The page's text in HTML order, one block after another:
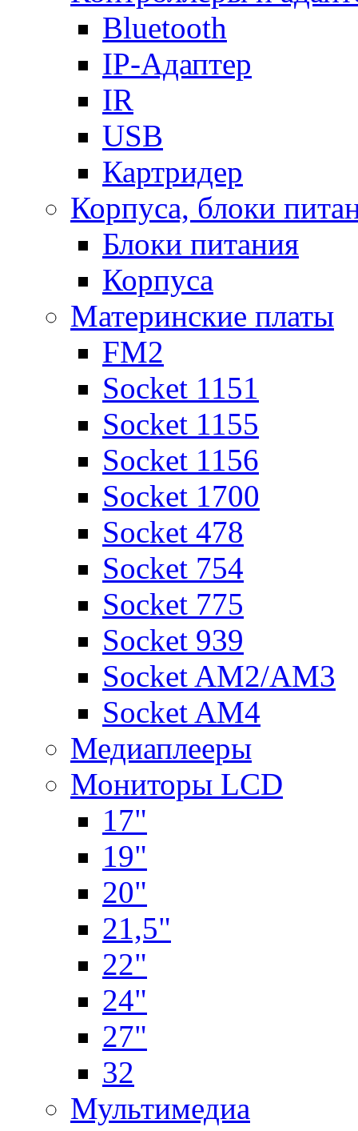
Bluetooth
IP-Адаптер
IR
USB
Картридер
Корпуса, блоки
Блоки питания
Корпуса
Материнские платы
FM2
Socket 1151
Socket 1155
Socket 1156
Socket 1700
Socket 478
Socket 754
Socket 775
Socket 939
Socket AM2/AM3
Socket AM4
Медиаплееры
Мониторы LCD
17"
19"
20"
21,5"
22"
24"
27"
32
Мультимедиа